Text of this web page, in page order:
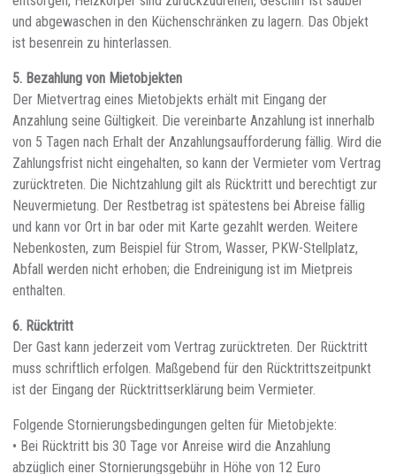
und abgewaschen in den Küchenschränken zu lagern. Das Objekt
ist besenrein zu hinterlassen.
5. Bezahlung von Mietobjekten
Der Mietvertrag eines Mietobjekts erhält mit Eingang der
Anzahlung seine Gültigkeit. Die vereinbarte Anzahlung ist innerhalb
von 5 Tagen nach Erhalt der Anzahlungsaufforderung fällig. Wird die
Zahlungsfrist nicht eingehalten, so kann der Vermieter vom Vertrag
zurücktreten. Die Nichtzahlung gilt als Rücktritt und berechtigt zur
Neuvermietung. Der Restbetrag ist spätestens bei Abreise fällig
und kann vor Ort in bar oder mit Karte gezahlt werden. Weitere
Nebenkosten, zum Beispiel für Strom, Wasser, PKW-Stellplatz,
Abfall werden nicht erhoben; die Endreinigung ist im Mietpreis
enthalten.
6. Rücktritt
Der Gast kann jederzeit vom Vertrag zurücktreten. Der Rücktritt
muss schriftlich erfolgen. Maßgebend für den Rücktrittszeitpunkt
ist der Eingang der Rücktrittserklärung beim Vermieter.
Folgende Stornierungsbedingungen gelten für Mietobjekte:
• Bei Rücktritt bis 30 Tage vor Anreise wird die Anzahlung
abzüglich einer Stornierungsgebühr in Höhe von 12 Euro